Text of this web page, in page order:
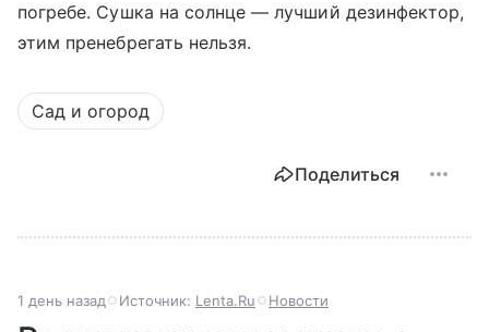
погребе. Сушка на солнце — лучший дезинфектор,
этим пренебрегать нельзя.
Сад и огород
Поделиться
1 день назад Источник: Lenta.Ru Новости